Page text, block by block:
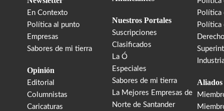
En Contexto
Política al punto
Empresas
Sabores de mi tierra
Opinión
Editorial
Columnistas
Caricaturas
Nuestros Portales
Suscripciones
Clasificados
La Ó
Especiales
Sabores de mi tierra
La Mejores Empresas de
Norte de Santander
Política
Política
Aliados